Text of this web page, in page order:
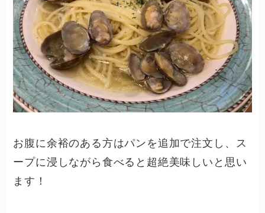
お腹に余裕のある方はパンを追加で注文し、ス
ープに浸しながら食べると超絶美味しいと思い
ます！